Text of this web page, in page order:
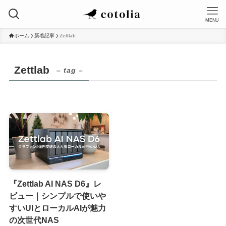
MENU
ホーム 新着記事 Zettlab
Zettlab – tag –
『Zettlab AI NAS D6』レ
ビュー｜シンプルで使いや
すいUIとローカルAIが魅力
の次世代NAS